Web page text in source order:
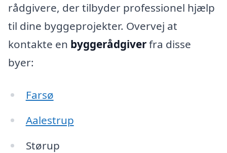
rådgivere, der tilbyder professionel hjælp
til dine byggeprojekter. Overvej at
kontakte en byggerådgiverfra disse
byer:
Farsø
Aalestrup
Størup